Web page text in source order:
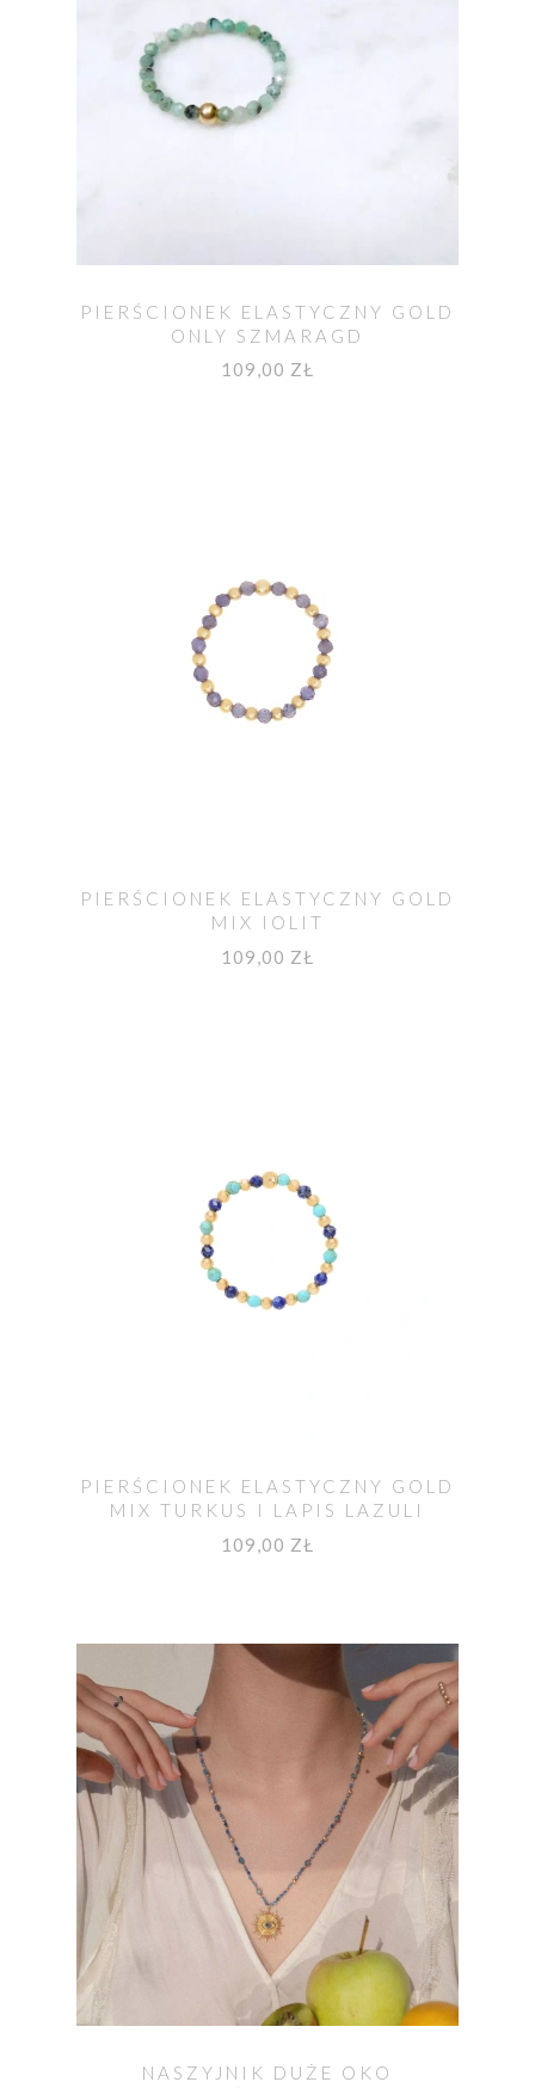
PIERŚCIONEK ELASTYCZNY GOLD
ONLY SZMARAGD
109,00 ZŁ
PIERŚCIONEK ELASTYCZNY GOLD
MIX IOLIT
109,00 ZŁ
PIERŚCIONEK ELASTYCZNY GOLD
MIX TURKUS I LAPIS LAZULI
109,00 ZŁ
NASZYJNIK DUŻE OKO